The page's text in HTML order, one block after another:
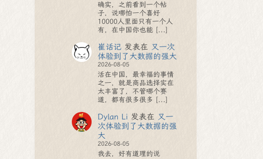
确实，之前看到一个帖
子，说哪怕一个喜好
10000人里面只有一个人
有，在中国你也能 [...]
崔话记 发表在 又一次
体验到了大数据的强大
2026-08-05
活在中国，最幸福的事情
之一，就是商品选择实在
太丰富了，不管哪个赛
道，都有很多很多 [...]
Dylan Li 发表在 又一
次体验到了大数据的强
大
2026-08-05
我去，好有道理的说